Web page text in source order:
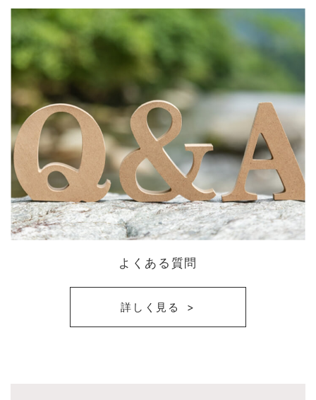
よくある質問
詳しく見る